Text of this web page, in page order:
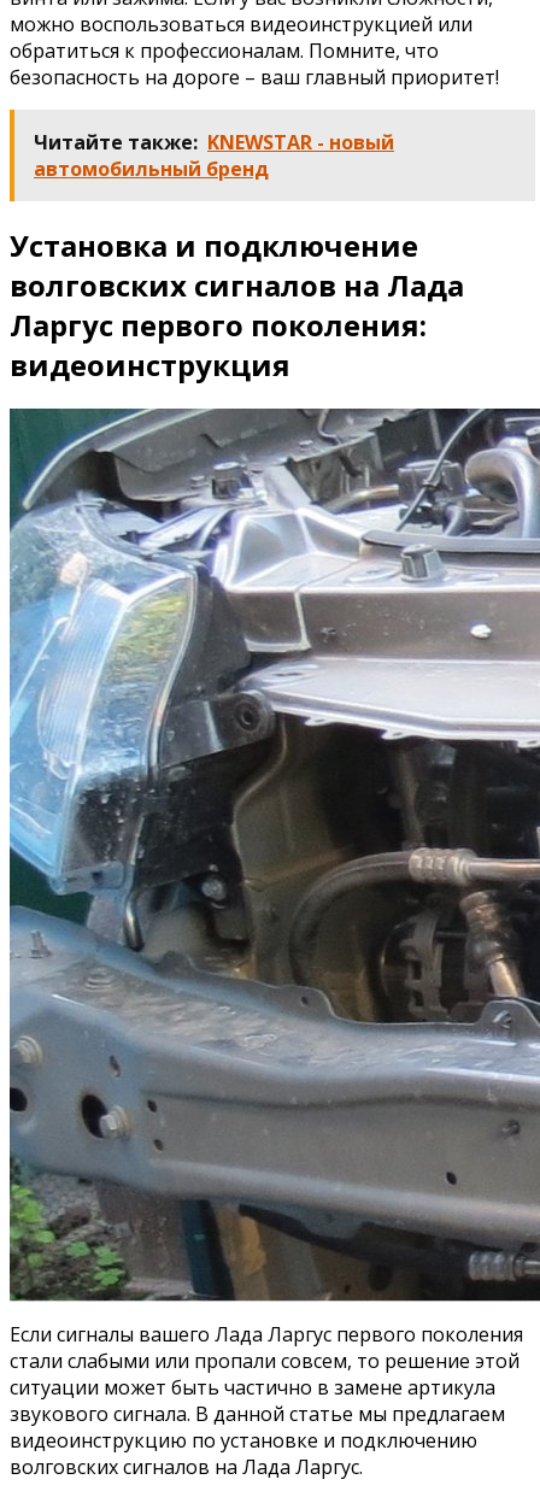
можно воспользоваться видеоинструкцией или
обратиться к профессионалам. Помните, что
безопасность на дороге – ваш главный приоритет!
Читайте также: KNEWSTAR - новый
автомобильный бренд
Установка и подключение
волговских сигналов на Лада
Ларгус первого поколения:
видеоинструкция
Если сигналы вашего Лада Ларгус первого поколения
стали слабыми или пропали совсем, то решение этой
ситуации может быть частично в замене артикула
звукового сигнала. В данной статье мы предлагаем
видеоинструкцию по установке и подключению
волговских сигналов на Лада Ларгус.